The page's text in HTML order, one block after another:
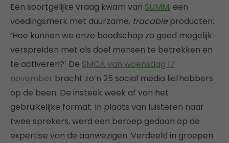
Een soortgelijke vraag kwam van SUMM, een
voedingsmerk met duurzame, tracableproducten:
‘Hoe kunnen we onze boodschap zo goed mogelijk
verspreiden met als doel mensen te betrekken en
te activeren?’ De SMCA van woensdag 17
november bracht zo’n 25 social media liefhebbers
op de been. De insteek week af van het
gebruikelijke format. In plaats van luisteren naar
twee sprekers, werd een beroep gedaan op de
expertise van de aanwezigen. Verdeeld in groepen